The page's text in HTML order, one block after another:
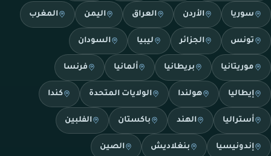
سوريا الأردن العراق اليمن المغرب
تونس الجزائر ليبيا السودان
موريتانيا بريطانيا ألمانيا فرنسا
إيطاليا هولندا الولايات المتحدة كندا
أستراليا الهند باكستان الفلبين
إندونيسيا بنغلاديش الصين